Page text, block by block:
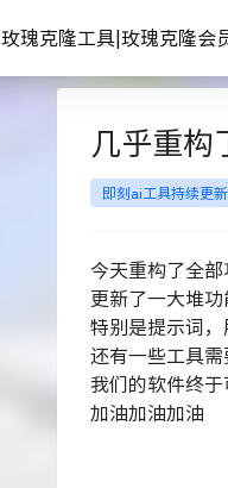
玫瑰克隆工具|玫瑰克隆会
几乎重构
即刻ai工具持续更新
今天重构了全
更新了一大堆功
特别是提示词
还有一些工具
我们的软件终
加油加油加油